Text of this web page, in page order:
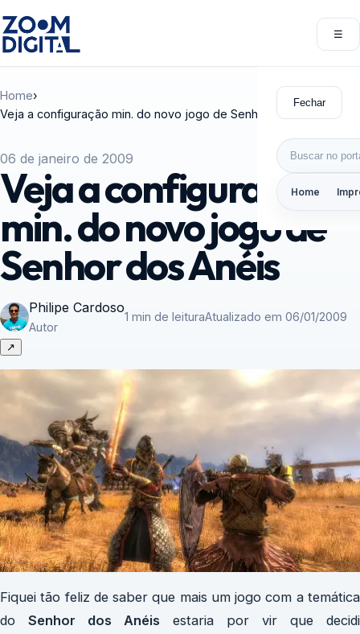
☰
Fechar
Buscar por:
Home
Home›
Veja a configuração min. do novo jogo de Senhor dos Anéis
06 de janeiro de 2009
Veja a configuração
min. do novo jogo de
Senhor dos Anéis
Philipe Cardoso
Autor
1 min de leituraAtualizado em 06/01/2009
↗
Fiquei tão feliz de saber que mais um jogo com a temática
doSenhor dos Anéis estaria por vir que decidi